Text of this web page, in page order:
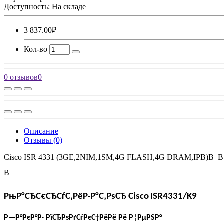
Доступность: На складе
3 837.00₽
Кол-во
0 отзывов0
Описание
Отзывы (0)
Cisco ISR 4331 (3GE,2NIM,1SM,4G FLASH,4G
В
РњР°СЂС€СЂСѓС‚РёР·Р°С‚РѕСЂ Cisco ISR4331/K9
Р—Р°РєР°Р· РїСЂРѕРґСѓРєС†РёРё Рё Р¦РµРЅР°